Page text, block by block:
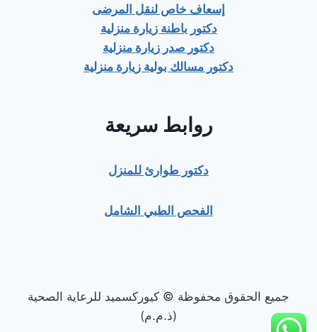
إسعاف خاص لنقل المرضى
دكتور باطنة زيارة منزلية
دكتور صدر زيارة منزلية
دكتور مسالك بولية زيارة منزلية
روابط سريعة
دكتور طوارئ للمنزل
الفحص الطبي الشامل
جميع الحقوق محفوظة © كيوركسميد للرعاية الصحية
(ذ.م.م)